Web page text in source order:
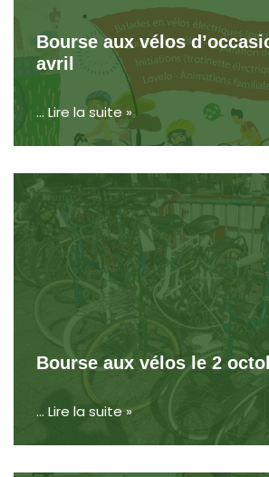
Bourse aux vélos
avril
…Lire la suite »
Bourse aux vélos le 2
… Lire la suite »